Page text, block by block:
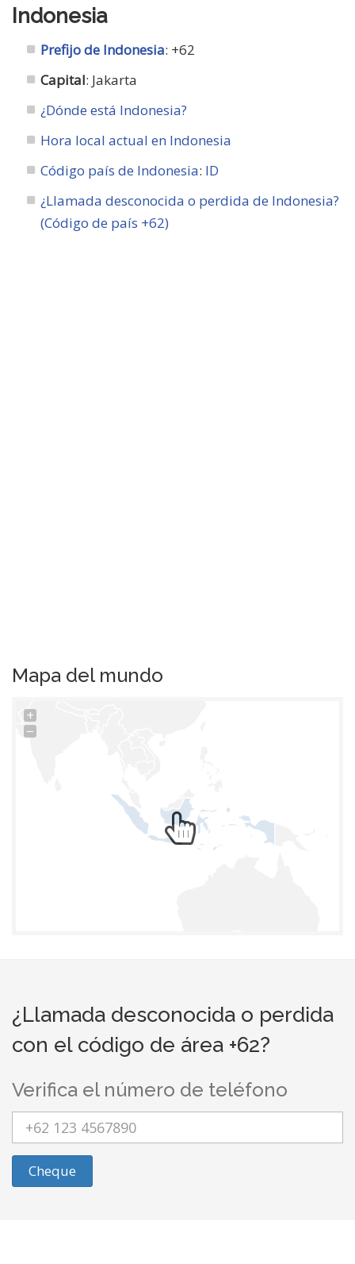
Indonesia
Prefijo de Indonesia: +62
Capital: Jakarta
¿Dónde está Indonesia?
Hora local actual en Indonesia
Código país de Indonesia: ID
¿Llamada desconocida o perdida de Indonesia?
(Código de país +62)
Mapa del mundo
+
−
¿Llamada desconocida o perdida
con el código de área +62?
Verifica el número de teléfono
Cheque